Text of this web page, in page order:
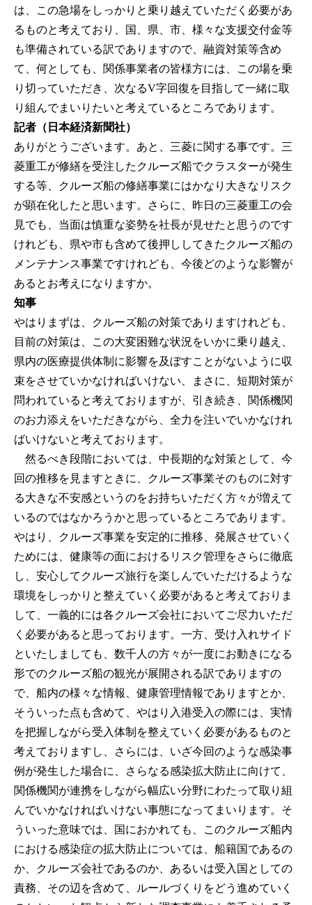
は、この急場をしっかりと乗り越えていただく必要があ
るものと考えており、国、県、市、様々な支援交付金等
も準備されている訳でありますので、融資対策等含め
て、何としても、関係事業者の皆様方には、この場を乗
り切っていただき、次なるV字回復を目指して一緒に取
り組んでまいりたいと考えているところであります。
記者（日本経済新聞社）
ありがとうございます。あと、三菱に関する事です。三
菱重工が修繕を受注したクルーズ船でクラスターが発生
する等、クルーズ船の修繕事業にはかなり大きなリスク
が顕在化したと思います。さらに、昨日の三菱重工の会
見でも、当面は慎重な姿勢を社長が見せたと思うのです
けれども、県や市も含めて後押ししてきたクルーズ船の
メンテナンス事業ですけれども、今後どのような影響が
あるとお考えになりますか。
知事
やはりまずは、クルーズ船の対策でありますけれども、
目前の対策は、この大変困難な状況をいかに乗り越え、
県内の医療提供体制に影響を及ぼすことがないように収
束をさせていかなければいけない、まさに、短期対策が
問われていると考えておりますが、引き続き、関係機関
のお力添えをいただきながら、全力を注いでいかなけれ
ばいけないと考えております。
然るべき段階においては、中長期的な対策として、今
回の推移を見ますときに、クルーズ事業そのものに対す
る大きな不安感というのをお持ちいただく方々が増えて
いるのではなかろうかと思っているところであります。
やはり、クルーズ事業を安定的に推移、発展させていく
ためには、健康等の面におけるリスク管理をさらに徹底
し、安心してクルーズ旅行を楽しんでいただけるような
環境をしっかりと整えていく必要があると考えておりま
して、一義的には各クルーズ会社においてご尽力いただ
く必要があると思っております。一方、受け入れサイド
といたしましても、数千人の方々が一度にお動きになる
形でのクルーズ船の観光が展開される訳でありますの
で、船内の様々な情報、健康管理情報でありますとか、
そういった点も含めて、やはり入港受入の際には、実情
を把握しながら受入体制を整えていく必要があるものと
考えておりますし、さらには、いざ今回のような感染事
例が発生した場合に、さらなる感染拡大防止に向けて、
関係機関が連携をしながら幅広い分野にわたって取り組
んでいかなければいけない事態になってまいります。そ
ういった意味では、国におかれても、このクルーズ船内
における感染症の拡大防止については、船籍国であるの
か、クルーズ会社であるのか、あるいは受入国としての
責務、その辺を含めて、ルールづくりをどう進めていく